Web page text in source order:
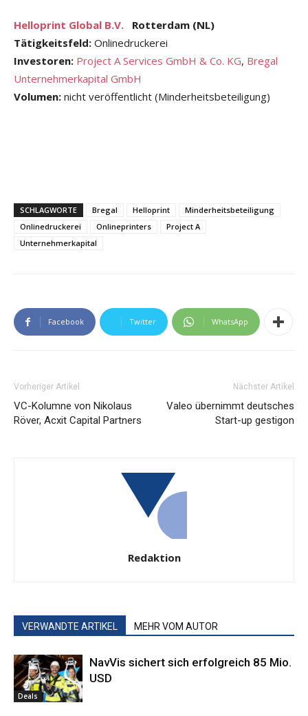
Helloprint Global B.V. Rotterdam (NL)
Tätigkeitsfeld: Onlinedruckerei
Investoren: Project A Services GmbH & Co. KG, Bregal
Unternehmerkapital GmbH
Volumen: nicht veröffentlicht (Minderheitsbeteiligung)
SCHLAGWORTE Bregal Helloprint
Minderheitsbeteiligung
Onlinedruckerei
Onlineprinters
Project A
Unternehmerkapital
Facebook Twitter WhatsApp
Vorheriger Artikel
VC-Kolumne von Nikolaus
Röver, Acxit Capital Partners
Nächster Artikel
Valeo übernimmt deutsches
Start-up gestigon
Redaktion
VERWANDTE ARTIKEL MEHR VOM AUTOR
Deals
NavVis sichert sich erfolgreich 85 Mio.
USD